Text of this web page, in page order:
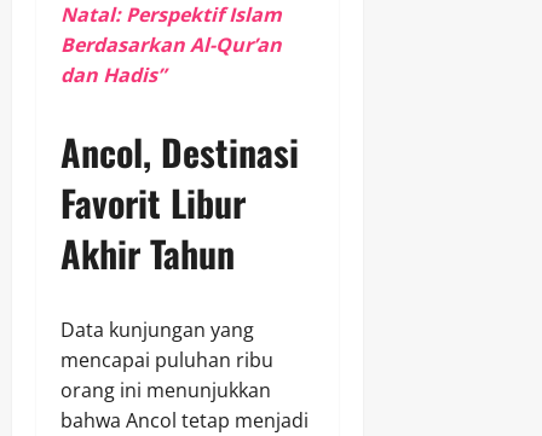
Natal: Perspektif Islam
Berdasarkan Al-Qur’an
dan Hadis”
Ancol, Destinasi
Favorit Libur
Akhir Tahun
Data kunjungan yang
mencapai puluhan ribu
orang ini menunjukkan
bahwa Ancol tetap menjadi